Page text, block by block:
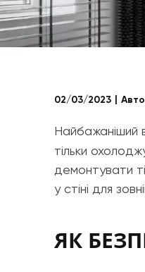
02/03/2023
Найбажаніший
тільки
демонтувати
у стіні для
ЯК